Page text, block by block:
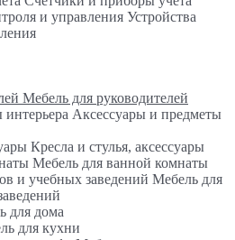
Устройства
Мебель для руководителей
Аксессуары и предметы
Кресла и стулья, аксессуары
Мебель для ванной комнаты
Мебель для
для дома
для кухни